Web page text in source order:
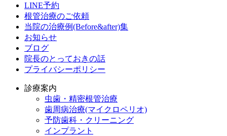
LINE予約
根管治療のご依頼
当院の治療例(Before&after)集
お知らせ
ブログ
院長のとっておきの話
プライバシーポリシー
診療案内
虫歯・精密根管治療
歯周病治療(マイクロペリオ)
予防歯科・クリーニング
インプラント